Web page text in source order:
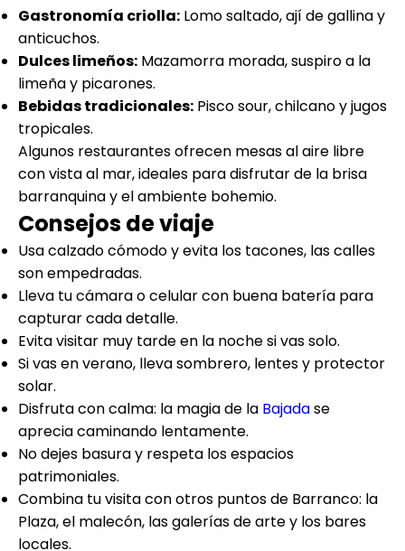
Gastronomía criolla: Lomo saltado, ají de gallina y
anticuchos.
Dulces limeños: Mazamorra morada, suspiro a la
limeña y picarones.
Bebidas tradicionales: Pisco sour, chilcano y jugos
tropicales.
Algunos restaurantes ofrecen mesas al aire libre
con vista al mar, ideales para disfrutar de la brisa
barranquina y el ambiente bohemio.
Consejos de viaje
Usa calzado cómodo y evita los tacones, las calles
son empedradas.
Lleva tu cámara o celular con buena batería para
capturar cada detalle.
Evita visitar muy tarde en la noche si vas solo.
Si vas en verano, lleva sombrero, lentes y protector
solar.
Disfruta con calma: la magia de la Bajadase
aprecia caminando lentamente.
No dejes basura y respeta los espacios
patrimoniales.
Combina tu visita con otros puntos de Barranco: la
Plaza, el malecón, las galerías de arte y los bares
locales.